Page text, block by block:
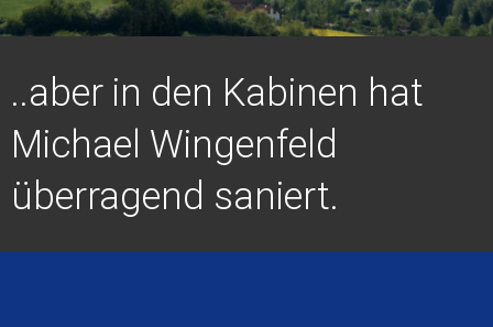
..aber in den Kabinen hat
Michael Wingenfeld
überragend saniert.